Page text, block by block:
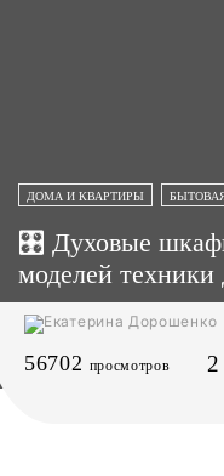
ДОМА И КВАРТИРЫ
🎛 Духовые
моделей техники
56702 просмотров 2